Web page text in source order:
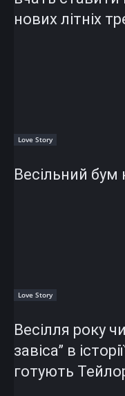
нових літніх
Love Story
Весільний бум
Love Story
Весілля року
завіса” в
готують